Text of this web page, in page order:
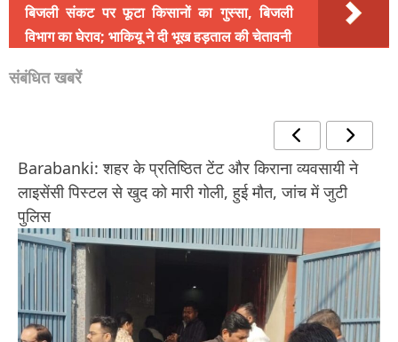
बिजली संकट पर फूटा किसानों का गुस्सा, बिजली
विभाग का घेराव; भाकियू ने दी भूख हड़ताल की चेतावनी
संबंधित खबरें
Barabanki: शहर के प्रतिष्ठित टेंट और किराना व्यवसायी ने
लाइसेंसी पिस्टल से खुद को मारी गोली, हुई मौत, जांच में जुटी
पुलिस